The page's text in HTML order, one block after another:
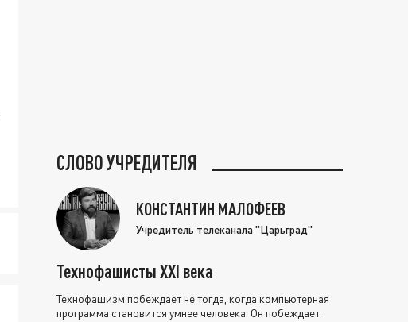
СЛОВО УЧРЕДИТЕЛЯ
КОНСТАНТИН МАЛОФЕЕВ
Учредитель телеканала "Царьград"
Технофашисты XXI века
Технофашизм побеждает не тогда, когда компьютерная
программа становится умнее человека. Он побеждает